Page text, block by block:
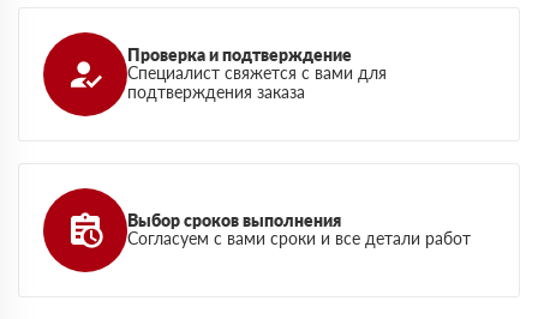
Проверка и подтверждение
Специалист свяжется с вами для
подтверждения заказа
Выбор сроков выполнения
Согласуем с вами сроки и все детали работ